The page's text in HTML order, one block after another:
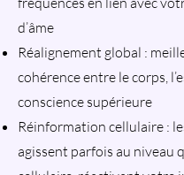
d’âme
Réalignement global :
cohérence entre le corps,
conscience supérieure
Réinformation cellulaire :
agissent parfois au niveau